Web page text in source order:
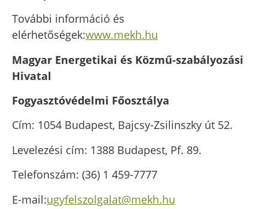
További információ és
elérhetőségek:www.mekh.hu
Magyar Energetikai és Közmű-szabályozási
Hivatal
Fogyasztóvédelmi Főosztálya
Cím: 1054 Budapest, Bajcsy-Zsilinszky út 52.
Levelezési cím: 1388 Budapest, Pf. 89.
Telefonszám: (36) 1 459-7777
E-mail:ugyfelszolgalat@mekh.hu